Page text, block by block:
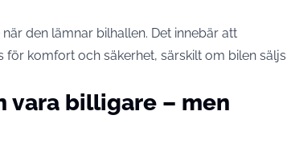
den lämnar bilhallen. Det innebär att
komfort och säkerhet, särskilt om bilen säljs
vara billigare – men